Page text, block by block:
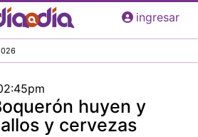
Pasar
al
principal
ingresar
huyen y
y cervezas